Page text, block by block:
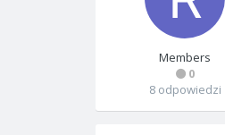
Members
0
8 odpowiedzi